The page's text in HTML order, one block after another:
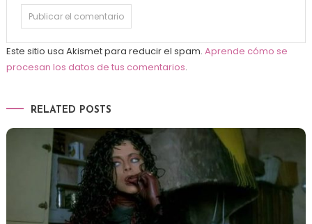
Este sitio usa Akismet para reducir el spam. Aprende cómo se
procesan los datos de tus comentarios.
RELATED POSTS